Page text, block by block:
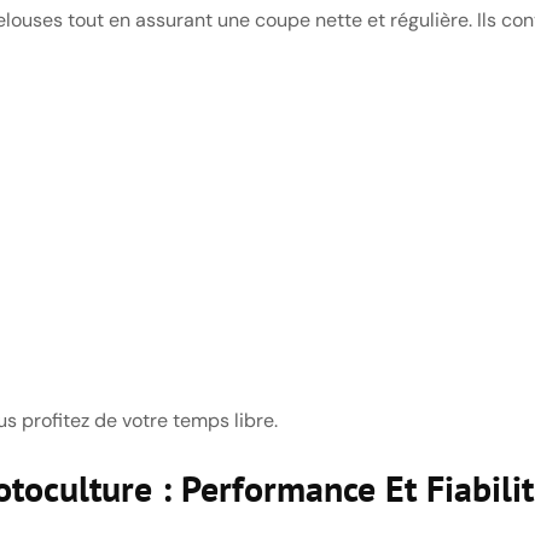
tout en assurant une coupe nette et régulière. Ils
profitez de votre temps libre.
: Performance Et